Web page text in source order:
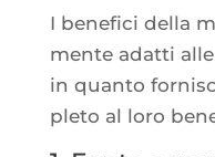
I bene­fi­ci del­la
mente adat­ti
in quan­to
ple­to al loro